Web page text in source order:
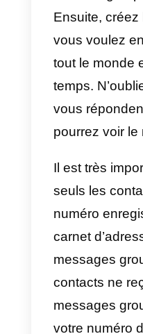
de
risquez de
modèles
sans